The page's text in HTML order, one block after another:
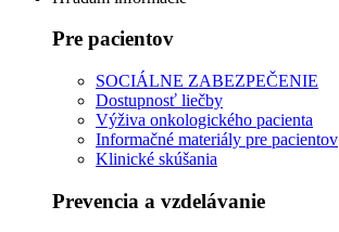
Pre pacientov
SOCIÁLNE ZABEZPEČENIE
Dostupnosť liečby
Výživa onkologického pacienta
Informačné materiály pre pacientov
Klinické skúšania
Prevencia a vzdelávanie